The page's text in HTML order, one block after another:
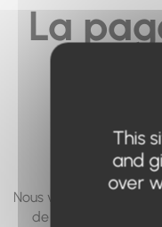
La
vous
Nous vous invitons à
de page, ou à
This
and
over